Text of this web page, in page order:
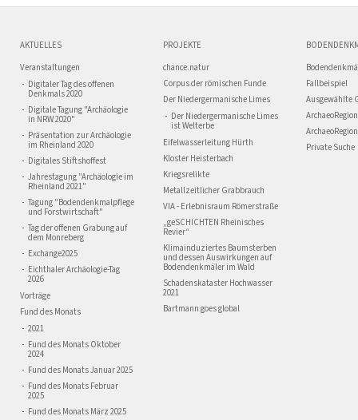
AKTUELLES
Veranstaltungen
Digitaler Tag des offenen
Denkmals 2020
Digitale Tagung "Archäologie
in NRW 2020"
Präsentation zur Archäologie
im Rheinland 2020
Digitales Stiftshoffest
Jahrestagung "Archäologie im
Rheinland 2021"
Tagung "Bodendenkmalpflege
und Forstwirtschaft"
Tag der offenen Grabung auf
dem Monreberg
Exchange2025
Eichthaler Archäologie-Tag
2026
Vorträge
Fund des Monats
2021
Fund des Monats Oktober
2024
Fund des Monats Januar 2025
Fund des Monats Februar
2025
Fund des Monats März 2025
PROJEKTE
chance.natur
Corpus der römischen Funde
Der Niedergermanische Limes
Der Niedergermanische Limes
ist Welterbe
Eifelwasserleitung Hürth
Kloster Heisterbach
Kriegsrelikte
Metallzeitlicher Grabbrauch
VIA - Erlebnisraum Römerstraße
„geSCHICHTEN Rheinisches
Revier“
Klimainduziertes Baumsterben
und dessen Auswirkungen auf
Bodendenkmäler im Wald
Schadenskataster Hochwasser
2021
Bartmann goes global
Fallbeispiel
Ausgewählte
Private Suche